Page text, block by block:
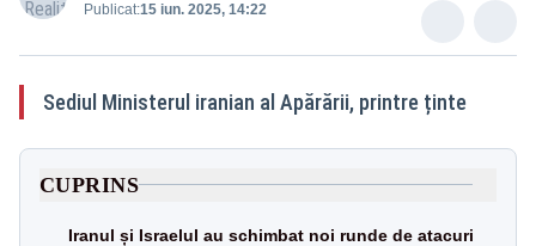
Publicat:15 iun. 2025, 14:22
Sediul Ministerul iranian al Apărării, printre ținte
CUPRINS
Iranul și Israelul au schimbat noi runde de atacuri